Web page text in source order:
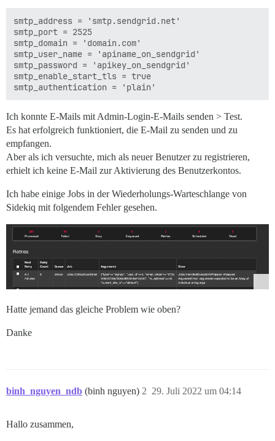
smtp_address = 'smtp.sendgrid.net'
smtp_port = 2525
smtp_domain = 'domain.com'
smtp_user_name = 'apiname_on_sendgrid'
smtp_password = 'apikey_on_sendgrid'
smtp_enable_start_tls = true
Ich konnte E-Mails mit Admin-Login-E-Mails senden > Test.
Es hat erfolgreich funktioniert, die E-Mail zu senden und zu
empfangen.
Aber als ich versuchte, mich als neuer Benutzer zu registrieren,
erhielt ich keine E-Mail zur Aktivierung des Benutzerkontos.
Ich habe einige Jobs in der Wiederholungs-Warteschlange von
Sidekiq mit folgendem Fehler gesehen.
Hatte jemand das gleiche Problem wie oben?
Danke
binh_nguyen_ndb (binh nguyen) 29. Juli 2022 um 04:14
2
Hallo zusammen,